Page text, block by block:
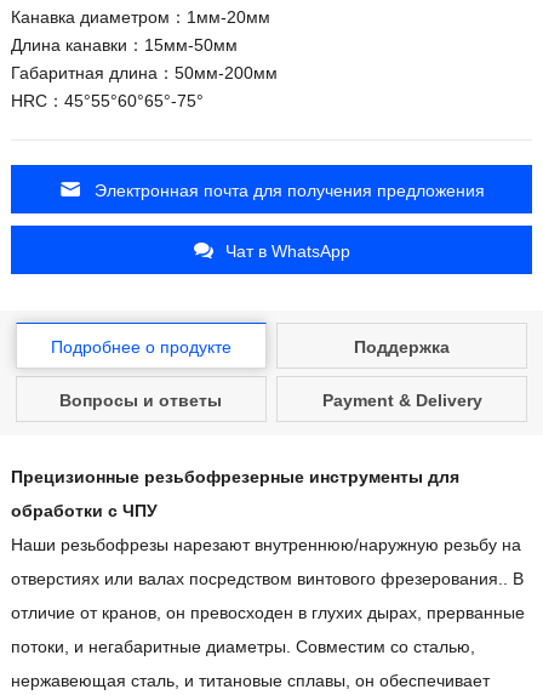
Канавка диаметром：1мм-20мм
Длина канавки：15мм-50мм
Габаритная длина：50мм-200мм
HRC：45°55°60°65°-75°
Электронная почта для получения предложения
Чат в WhatsApp
Подробнее о продукте Поддержка
Вопросы и ответы Payment & Delivery
Прецизионные резьбофрезерные инструменты для
обработки с ЧПУ
Наши резьбофрезы нарезают внутреннюю/наружную резьбу на
отверстиях или валах посредством винтового фрезерования.. В
отличие от кранов, он превосходен в глухих дырах, прерванные
потоки, и негабаритные диаметры. Совместим со сталью,
нержавеющая сталь, и титановые сплавы, он обеспечивает